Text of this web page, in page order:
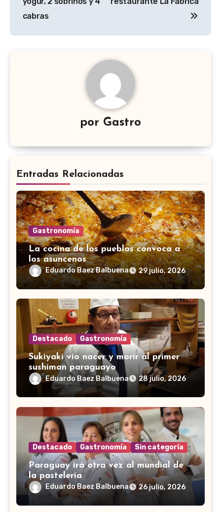
entradas
cabras
por Gastro
Entradas Relacionadas
Gastronomía
La cocina de los pueblos convoca a
los asuncenos
Eduardo Baez Balbuena 29 julio, 2026
Destacado Gastronomía
Sukiyaki vio nacer y morir al primer
sushiman paraguayo
Eduardo Baez Balbuena 28 julio, 2026
Destacado Gastronomía Sin categoría
Paraguay irá otra vez al mundial de
la pastelería
Eduardo Baez Balbuena 26 julio, 2026